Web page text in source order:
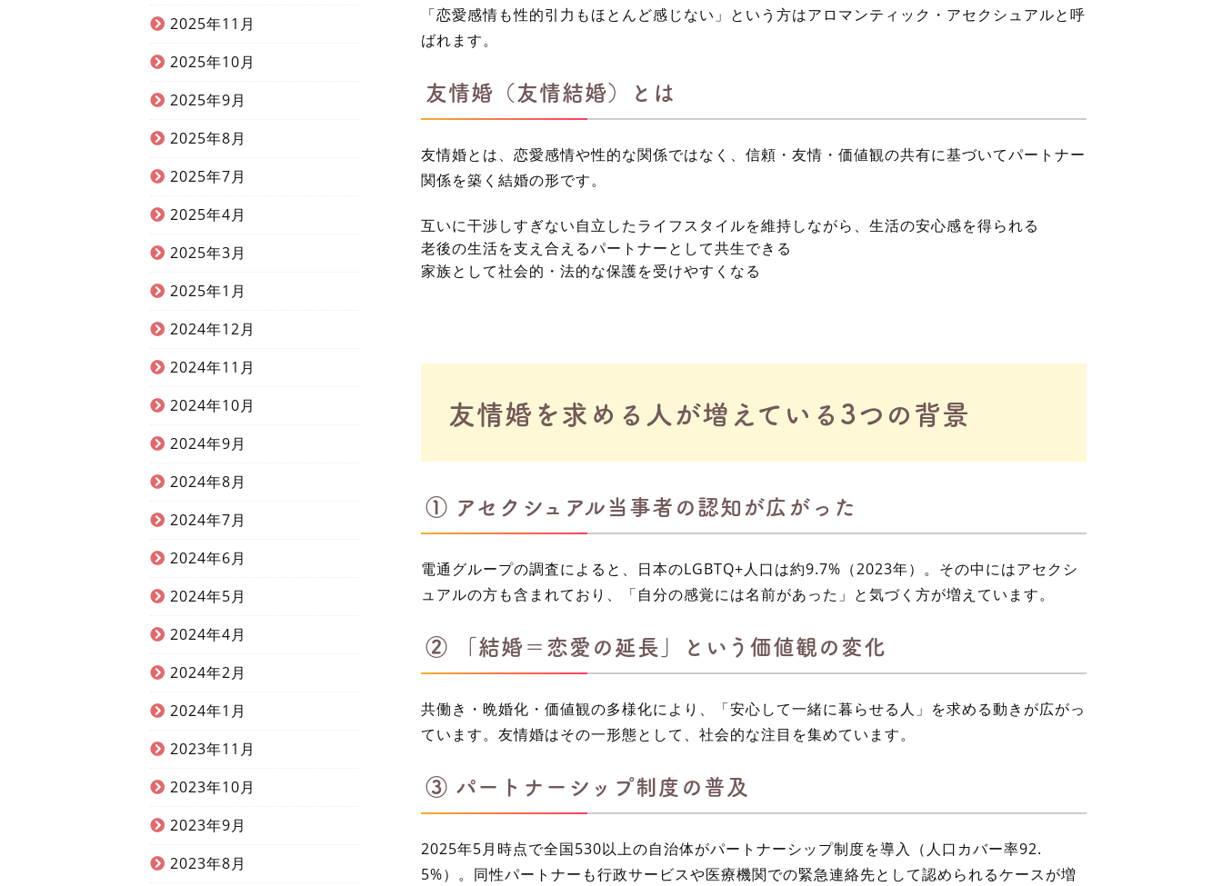
「恋愛感情も性的引力もほとんど感じない」という方はアロマンティック・アセクシュアルと呼
ばれます。
友情婚（友情結婚）とは
友情婚とは、 恋愛感情や性的な関係ではなく、信頼・友情・価値観の共有に基づいてパートナー
関係を築く結婚の形です。
互いに干渉しすぎない自立したライフスタイルを維持しながら、生活の安心感を得られる
老後の生活を支え合えるパートナーとして共生できる
家族として社会的・法的な保護を受けやすくなる
友情婚を求める人が増えている3つの背景
① アセクシュアル当事者の認知が広がった
電通グループの調査によると、日本のLGBTQ+人口は約9.7%（2023年）。その中にはアセクシ
ュアルの方も含まれており、「自分の感覚には名前があった」と気づく方が増えています。
② 「結婚＝恋愛の延長」という価値観の変化
共働き・晩婚化・価値観の多様化により、「安心して一緒に暮らせる人」を求める動きが広がっ
ています。友情婚はその一形態として、社会的な注目を集めています。
③ パートナーシップ制度の普及
2025年5月時点で全国530以上の自治体がパートナーシップ制度を導入（人口カバー率92.
5%）。同性パートナーも行政サービスや医療機関での緊急連絡先として認められるケースが増
2025年11月
2025年10月
2025年9月
2025年8月
2025年7月
2025年4月
2025年3月
2025年1月
2024年12月
2024年11月
2024年10月
2024年9月
2024年8月
2024年7月
2024年6月
2024年5月
2024年4月
2024年2月
2024年1月
2023年11月
2023年10月
2023年9月
2023年8月